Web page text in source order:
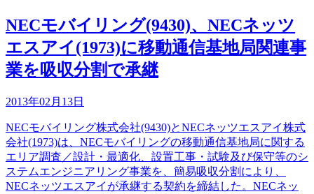
NECモバイリング(9430)、NECネッツ
エスアイ(1973)に移動通信基地局関連事
業を吸収分割で承継
2013年02月13日
NECモバイリング株式会社(9430)とNECネッツエスアイ株式
会社(1973)は、NECモバイリングの移動通信基地局に関する
エリア調査／設計・最適化、設置工事・試験及び保守等のシ
ステムエンジニアリング事業を、簡易吸収分割により、
NECネッツエスアイが承継する契約を締結した。NECネッ